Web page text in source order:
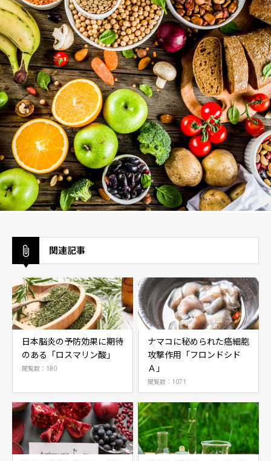
関連記事
日本脳炎の予防効果に期待
のある「ロスマリン酸」
閲覧数：180
ナマコに秘められた癌細胞
攻撃作用「フロンドシド
Ａ」
閲覧数：1071